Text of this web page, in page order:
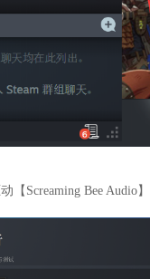
Screaming Bee Audio